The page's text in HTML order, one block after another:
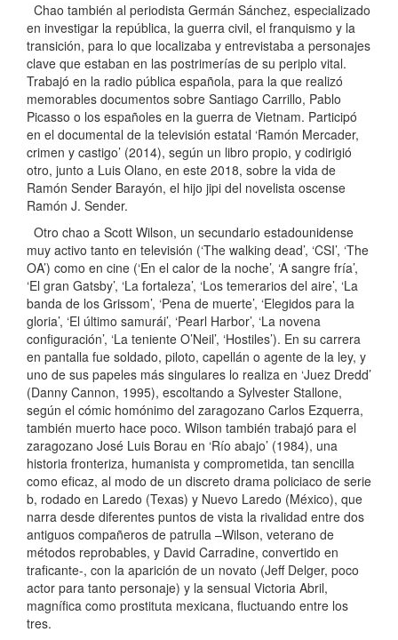
Chao también al periodista Germán Sánchez, especializado
en investigar la república, la guerra civil, el franquismo y la
transición, para lo que localizaba y entrevistaba a personajes
clave que estaban en las postrimerías de su periplo vital.
Trabajó en la radio pública española, para la que realizó
memorables documentos sobre Santiago Carrillo, Pablo
Picasso o los españoles en la guerra de Vietnam. Participó
en el documental de la televisión estatal ‘Ramón Mercader,
crimen y castigo’ (2014), según un libro propio, y codirigió
otro, junto a Luis Olano, en este 2018, sobre la vida de
Ramón Sender Barayón, el hijo jipi del novelista oscense
Ramón J. Sender.
Otro chao a Scott Wilson, un secundario estadounidense
muy activo tanto en televisión (‘The walking dead’, ‘CSI’, ‘The
OA’) como en cine (‘En el calor de la noche’, ‘A sangre fría’,
‘El gran Gatsby’, ‘La fortaleza’, ‘Los temerarios del aire’, ‘La
banda de los Grissom’, ‘Pena de muerte’, ‘Elegidos para la
gloria’, ‘El último samurái’, ‘Pearl Harbor’, ‘La novena
configuración’, ‘La teniente O’Neil’, ‘Hostiles’). En su carrera
en pantalla fue soldado, piloto, capellán o agente de la ley, y
uno de sus papeles más singulares lo realiza en ‘Juez Dredd’
(Danny Cannon, 1995), escoltando a Sylvester Stallone,
según el cómic homónimo del zaragozano Carlos Ezquerra,
también muerto hace poco. Wilson también trabajó para el
zaragozano José Luis Borau en ‘Río abajo’ (1984), una
historia fronteriza, humanista y comprometida, tan sencilla
como eficaz, al modo de un discreto drama policiaco de serie
b, rodado en Laredo (Texas) y Nuevo Laredo (México), que
narra desde diferentes puntos de vista la rivalidad entre dos
antiguos compañeros de patrulla –Wilson, veterano de
métodos reprobables, y David Carradine, convertido en
traficante-, con la aparición de un novato (Jeff Delger, poco
actor para tanto personaje) y la sensual Victoria Abril,
magnífica como prostituta mexicana, fluctuando entre los
tres.